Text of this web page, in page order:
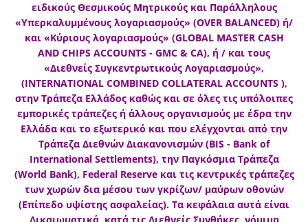
ειδικούς Θεσμικούς Μητρικούς και Παράλληλους
«Υπερκαλυμμένους λογαριασμούς» (OVER BALANCED) ή/
και «Κύριους λογαριασμούς» (GLOBAL MASTER CASH
AND CHIPS ACCOUNTS - GMC & CA), ή / και τους
«Διεθνείς Συγκεντρωτικούς Λογαριασμούς»,
(INTERNATIONAL COMBINED COLLATERAL ACCOUNTS ),
στην Τράπεζα Ελλάδος καθώς και σε όλες τις υπόλοιπες
εμπορικές τράπεζες ή άλλους οργανισμούς με έδρα την
Ελλάδα και το εξωτερικό και που ελέγχονται από την
Τράπεζα Διεθνών Διακανονισμών (BIS - Bank of
International Settlements), την Παγκόσμια Τράπεζα
(World Bank), Federal Reserve και τις κεντρικές τράπεζες
των χωρών δια μέσου των γκρίζων/ μαύρων οθονών
(Επίπεδο υψίστης ασφαλείας). Τα κεφάλαια αυτά είναι